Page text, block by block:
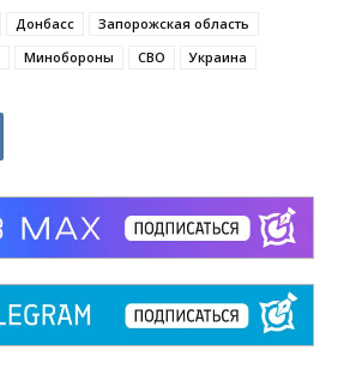
Донбасс
Запорожская область
Минобороны СВО
Украина